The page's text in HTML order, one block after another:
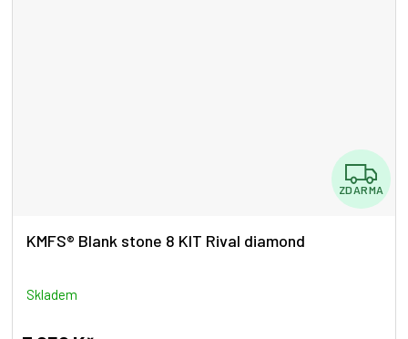
Z
D
ZDARMA
KMFS® Blank stone 8 KIT Rival diamond
Skladem